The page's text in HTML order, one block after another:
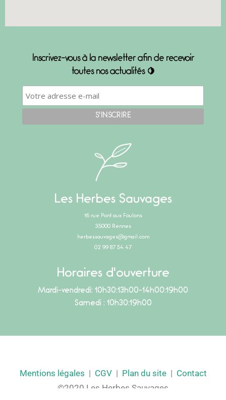
Inscrivez-vous à la newsletter afin de recevoir
toutes nos actualités 🍋
Les Herbes Sauvages
16 rue Pont aux Foulons
35000 Rennes
herbessauvages@gmail.com
02 99 87 54 47
Horaires d'ouverture
Mardi-vendredi: 10h30:13h00-14h00:19h00
Samedi : 10h30:19h00
Mentions légales | CGV| Plan du site| Contact
©2020 Les Herbes Sauvages